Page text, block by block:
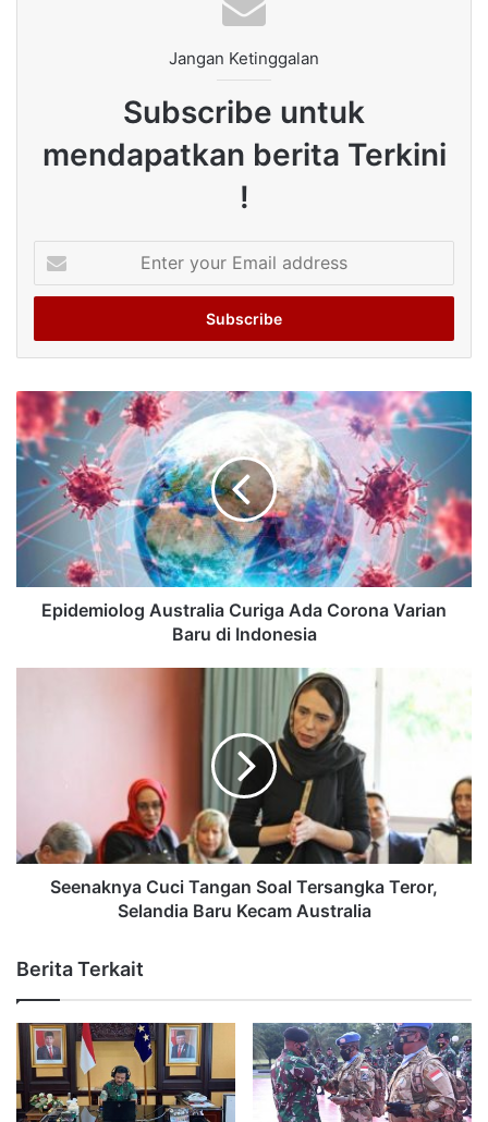
Jangan Ketinggalan
Subscribe untuk
mendapatkan berita Terkini
!
your
Email
Epidemiolog Australia Curiga Ada Corona Varian
Baru di Indonesia
Seenaknya Cuci Tangan Soal Tersangka Teror,
Selandia Baru Kecam Australia
Berita Terkait